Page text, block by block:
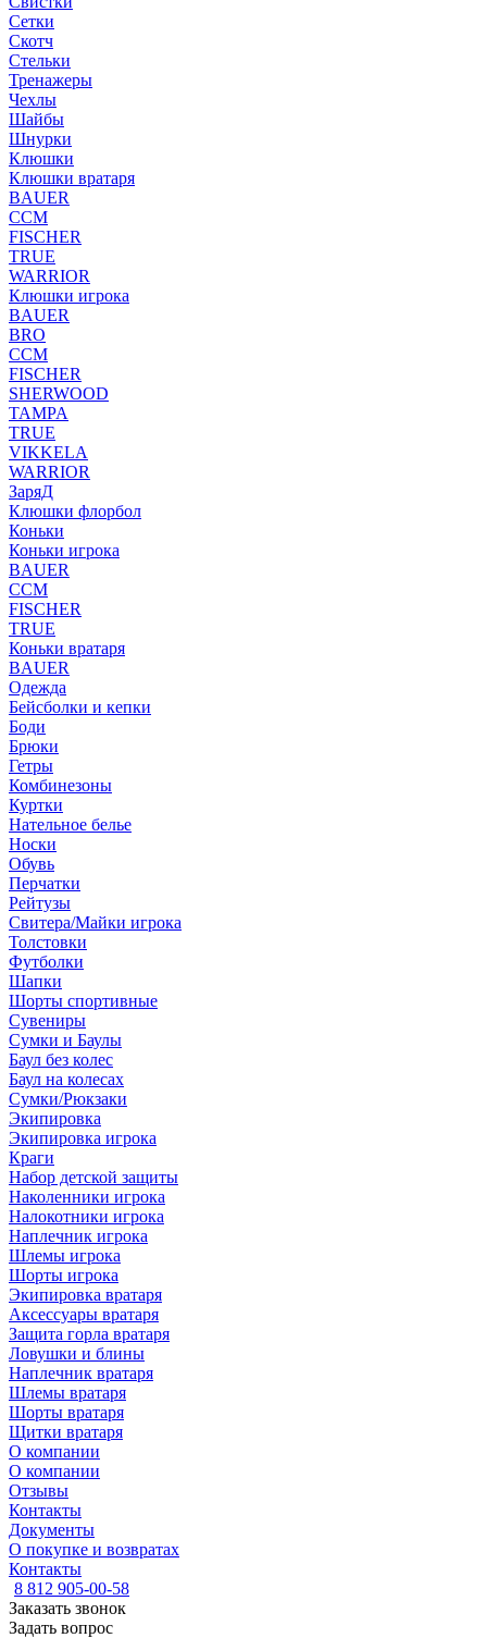
Сетки
Скотч
Стельки
Тренажеры
Чехлы
Шайбы
Шнурки
Клюшки
Клюшки вратаря
BAUER
CCM
FISCHER
TRUE
WARRIOR
Клюшки игрока
BAUER
BRO
CCM
FISCHER
SHERWOOD
TAMPA
TRUE
VIKKELA
WARRIOR
ЗаряД
Клюшки флорбол
Коньки
Коньки игрока
BAUER
CCM
FISCHER
TRUE
Коньки вратаря
BAUER
Одежда
Бейсболки и кепки
Боди
Брюки
Гетры
Комбинезоны
Куртки
Нательное белье
Носки
Обувь
Перчатки
Рейтузы
Свитера/Майки игрока
Толстовки
Футболки
Шапки
Шорты спортивные
Сувениры
Сумки и Баулы
Баул без колес
Баул на колесах
Сумки/Рюкзаки
Экипировка
Экипировка игрока
Краги
Набор детской защиты
Наколенники игрока
Налокотники игрока
Наплечник игрока
Шлемы игрока
Шорты игрока
Экипировка вратаря
Аксессуары вратаря
Защита горла вратаря
Ловушки и блины
Наплечник вратаря
Шлемы вратаря
Шорты вратаря
Щитки вратаря
О компании
О компании
Отзывы
Контакты
Документы
О покупке и возвратах
Контакты
8 812 905-00-58
Заказать звонок
Задать вопрос